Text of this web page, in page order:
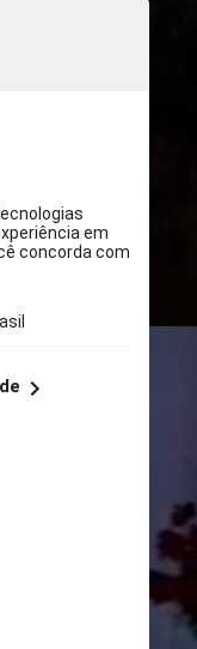
programa
Hebe
a